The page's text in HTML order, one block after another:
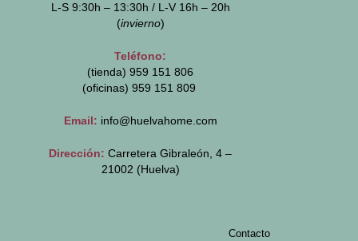
L-S 9:30h – 13:30h / L-V 16h – 20h
(invierno)
Teléfono:
(tienda) 959 151 806
(oficinas) 959 151 809
Email: info@huelvahome.com
Dirección: Carretera Gibraleón, 4 –
21002 (Huelva)
Contacto